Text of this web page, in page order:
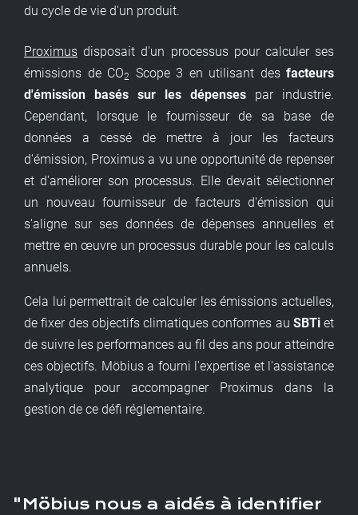
du cycle de vie d'un produit.
Proximus disposait d'un processus pour calculer ses
émissions de CO2 Scope 3 en utilisant des facteurs
d'émission basés sur les dépenses par industrie.
Cependant, lorsque le fournisseur de sa base de
données a cessé de mettre à jour les facteurs
d'émission, Proximus a vu une opportunité de repenser
et d'améliorer son processus. Elle devait sélectionner
un nouveau fournisseur de facteurs d'émission qui
s'aligne sur ses données de dépenses annuelles et
mettre en œuvre un processus durable pour les calculs
annuels.
Cela lui permettrait de calculer les émissions actuelles,
de fixer des objectifs climatiques conformes au SBTi et
de suivre les performances au fil des ans pour atteindre
ces objectifs. Möbius a fourni l'expertise et l'assistance
analytique pour accompagner Proximus dans la
gestion de ce défi réglementaire.
Möbius nous a aidés à identifier